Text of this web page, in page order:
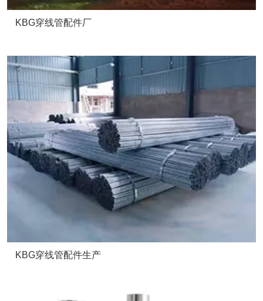
KBG穿线管配件厂
KBG穿线管配件生产